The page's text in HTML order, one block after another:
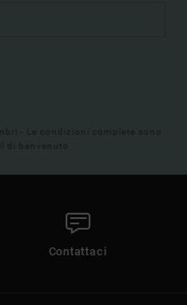
- Le condizioni complete sono
di benvenuto
Contattaci